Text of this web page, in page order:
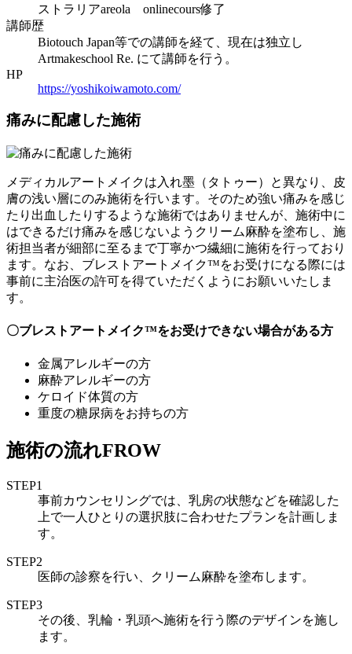
ストラリアareola onlinecours修了
講師歴
Biotouch Japan等での講師を経て、現在は独立し
Artmakeschool Re. にて講師を行う。
HP
https://yoshikoiwamoto.com/
痛みに配慮した施術
メディカルアートメイクは入れ墨（タトゥー）と異なり、皮
膚の浅い層にのみ施術を行います。そのため強い痛みを感じ
たり出血したりするような施術ではありませんが、施術中に
はできるだけ痛みを感じないようクリーム麻酔を塗布し、施
術担当者が細部に至るまで丁寧かつ繊細に施術を行っており
ます。なお、ブレストアートメイク™をお受けになる際には
事前に主治医の許可を得ていただくようにお願いいたしま
す。
〇ブレストアートメイク™をお受けできない場合がある方
金属アレルギーの方
麻酔アレルギーの方
ケロイド体質の方
重度の糖尿病をお持ちの方
施術の流れFROW
STEP1
事前カウンセリングでは、乳房の状態などを確認した
上で一人ひとりの選択肢に合わせたプランを計画しま
す。
STEP2
医師の診察を行い、クリーム麻酔を塗布します。
STEP3
その後、乳輪・乳頭へ施術を行う際のデザインを施し
ます。